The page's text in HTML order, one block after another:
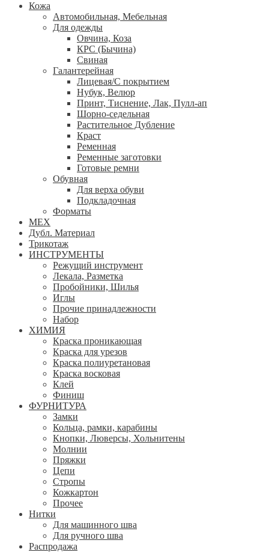
Кожа
Автомобильная, Мебельная
Для одежды
Овчина, Коза
КРС (Бычина)
Свиная
Галантерейная
Лицевая/С покрытием
Нубук, Велюр
Принт, Тиснение, Лак, Пулл-ап
Шорно-седельная
Растительное Дубление
Краст
Ременная
Ременные заготовки
Готовые ремни
Обувная
Для верха обуви
Подкладочная
Форматы
МЕХ
Дубл. Материал
Трикотаж
ИНСТРУМЕНТЫ
Режущий инструмент
Лекала, Разметка
Пробойники, Шилья
Иглы
Прочие принадлежности
Набор
ХИМИЯ
Краска проникающая
Краска для урезов
Краска полиуретановая
Краска восковая
Клей
Финиш
ФУРНИТУРА
Замки
Кольца, рамки, карабины
Кнопки, Люверсы, Хольнитены
Молнии
Пряжки
Цепи
Стропы
Кожкартон
Прочее
Нитки
Для машинного шва
Для ручного шва
Распродажа